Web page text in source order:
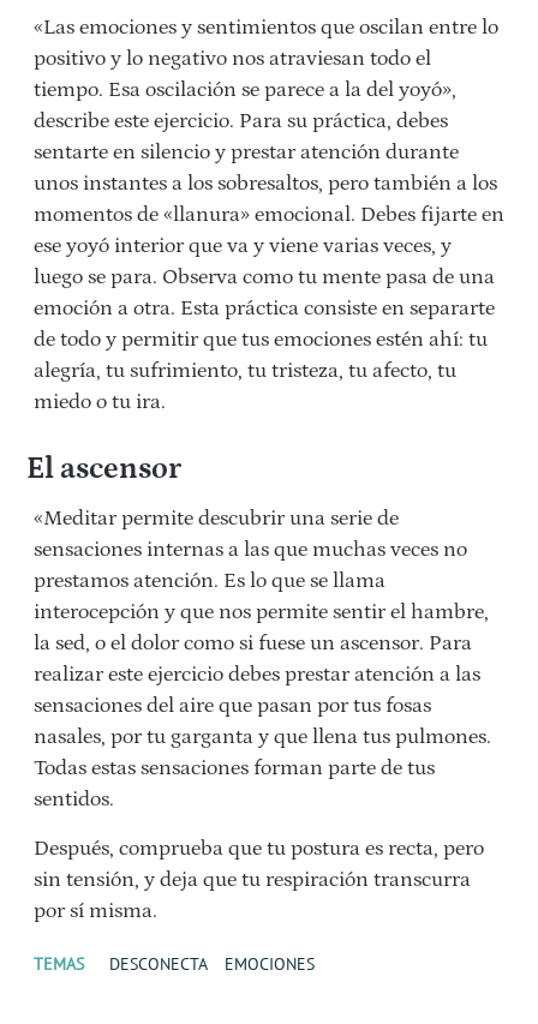
«Las emociones y sentimientos que oscilan entre lo
positivo y lo negativo nos atraviesan todo el
tiempo. Esa oscilación se parece a la del yoyó»,
describe este ejercicio. Para su práctica, debes
sentarte en silencio y prestar atención durante
unos instantes a los sobresaltos, pero también a los
momentos de «llanura» emocional. Debes fijarte en
ese yoyó interior que va y viene varias veces, y
luego se para. Observa como tu mente pasa de una
emoción a otra. Esta práctica consiste en separarte
de todo y permitir que tus emociones estén ahí: tu
alegría, tu sufrimiento, tu tristeza, tu afecto, tu
miedo o tu ira.
El ascensor
«Meditar permite descubrir una serie de
sensaciones internas a las que muchas veces no
prestamos atención. Es lo que se llama
interocepción y que nos permite sentir el hambre,
la sed, o el dolor como si fuese un ascensor. Para
realizar este ejercicio debes prestar atención a las
sensaciones del aire que pasan por tus fosas
nasales, por tu garganta y que llena tus pulmones.
Todas estas sensaciones forman parte de tus
sentidos.
Después, comprueba que tu postura es recta, pero
sin tensión, y deja que tu respiración transcurra
por sí misma.
TEMAS DESCONECTA EMOCIONES